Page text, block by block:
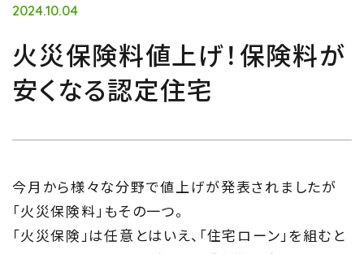
TOP
2024.10.04
火災保険料値上げ！保険料が
安くなる認定住宅
今月から様々な分野で値上げが発表されましたが
「火災保険料」もその一つ。
「火災保険」は任意とはいえ、「住宅ローン」を組むと